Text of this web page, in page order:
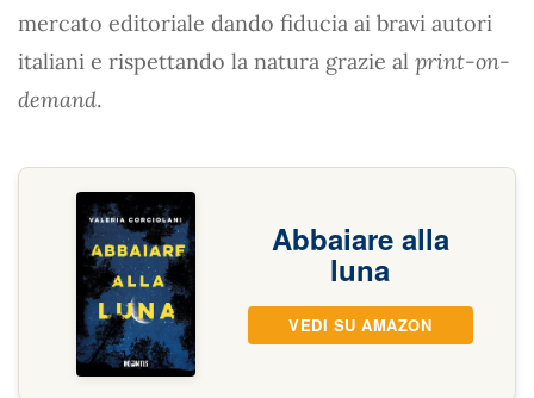
mercato editoriale dando fiducia ai bravi autori
italiani e rispettando la natura grazie al print-on-
demand.
Abbaiare alla
luna
VEDI SU AMAZON